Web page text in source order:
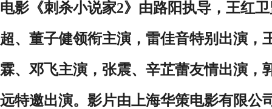
电影《刺杀小说家2》由路阳执导，王红
超、董子健领衔主演，雷佳音特别出演，
霖、邓飞主演，张震、辛芷蕾友情出演，
远特邀出演。影片由上海华策电影有限公